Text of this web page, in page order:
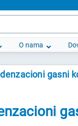
O nama
gasni